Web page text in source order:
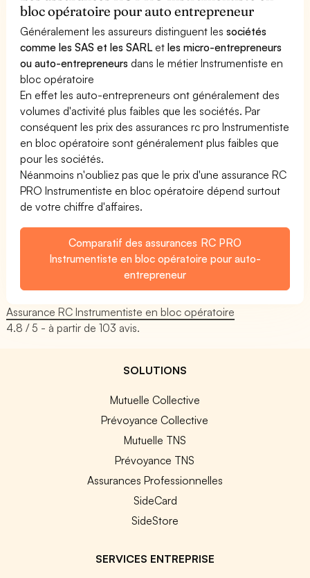
bloc opératoire pour auto entrepreneur
Généralement les assureurs distinguent lessociétés
comme les SAS et les SARL etles micro-entrepreneurs
ou auto-entrepreneurs dans le métier Instrumentiste en
bloc opératoire
En effet les auto-entrepreneurs ont généralement des
volumes d'activité plus faibles que les sociétés. Par
conséquent les prix des assurances rc pro Instrumentiste
en bloc opératoire sont généralement plus faibles que
pour les sociétés.
Néanmoins n'oubliez pas que le prix d'une assurance RC
PRO Instrumentiste en bloc opératoire dépend surtout
de votre chiffre d'affaires.
Comparatif des assurances RC PRO
Instrumentiste en bloc opératoire pour auto-
entrepreneur
Assurance RC Instrumentiste en bloc opératoire
4.8 / 5 - à partir de103 avis.
SOLUTIONS
Mutuelle Collective
Prévoyance Collective
Mutuelle TNS
Prévoyance TNS
Assurances Professionnelles
SideCard
SideStore
SERVICES ENTREPRISE